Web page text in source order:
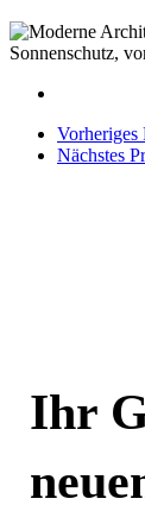
MV
Kiel
MV
MV
Vorheriges
Nächstes
Ihr